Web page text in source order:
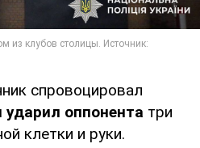
спровоцировал
оппонента три
клетки и руки.